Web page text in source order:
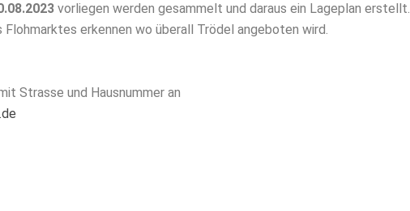
vorliegen werden gesammelt und daraus ein Lageplan erstellt.
Flohmarktes erkennen wo überall Trödel angeboten wird.
Strasse und Hausnummer an